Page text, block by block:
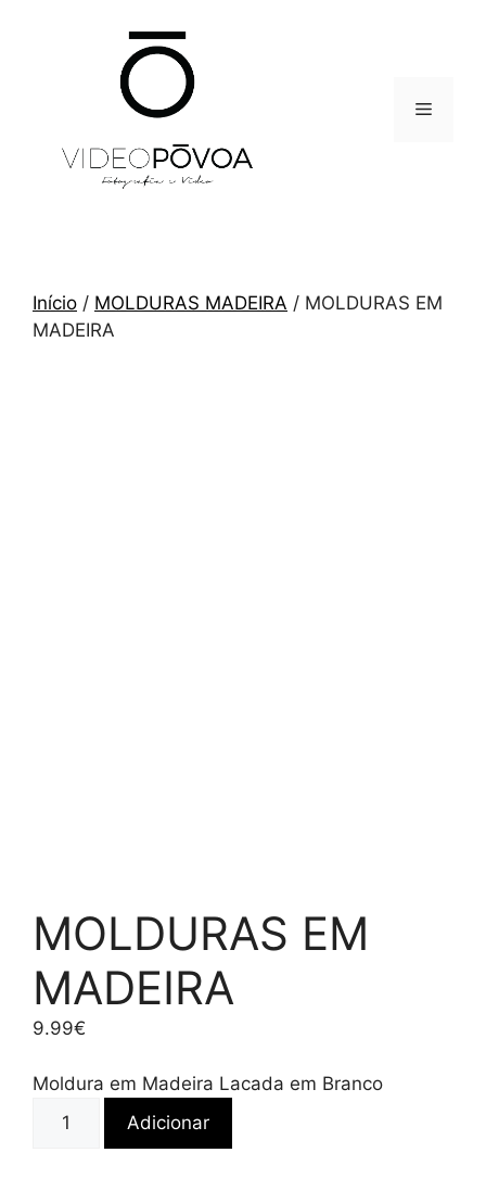
Menu
Início / MOLDURAS MADEIRA / MOLDURAS EM
MADEIRA
MOLDURAS EM
MADEIRA
9.99€
Moldura em Madeira Lacada em Branco
Adicionar